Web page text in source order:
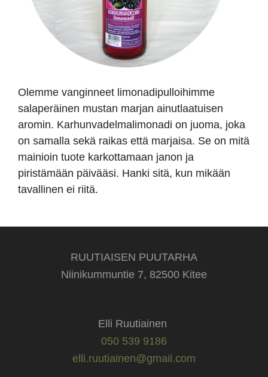
Olemme vanginneet limonadipulloihimme
salaperäinen mustan marjan ainutlaatuisen
aromin. Karhunvadelmalimonadi on juoma, joka
on samalla sekä raikas että marjaisa. Se on mitä
mainioin tuote karkottamaan janon ja
piristämään päivääsi. Hanki sitä, kun mikään
tavallinen ei riitä.
RUUTIAISEN PUUTARHA
Niinikummuntie 7, 82500 Kitee
Elli Ruutiainen
050 539 9186
elli.ruutiainen@gmail.com